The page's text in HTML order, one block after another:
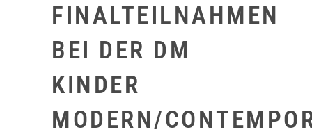
FINALTEILNAHMEN
BEI DER DM
KINDER
MODERN/